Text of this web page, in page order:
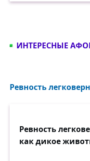
ИНТЕРЕСНЫЕ
Ревность
Ревность
как дикое